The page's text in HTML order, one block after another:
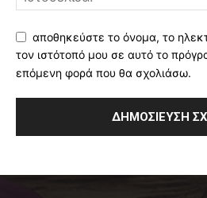
αποθηκεύστε το όνομα, το
τον ιστότοπό μου σε αυτό το
επόμενη φορά που θα σχολιάσω.